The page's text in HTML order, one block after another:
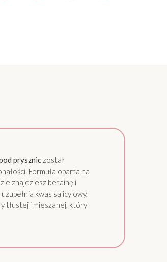
pryszniczostał
Formuła oparta na
znajdziesz betainę i
kwas salicylowy,
tłustej i mieszanej, który